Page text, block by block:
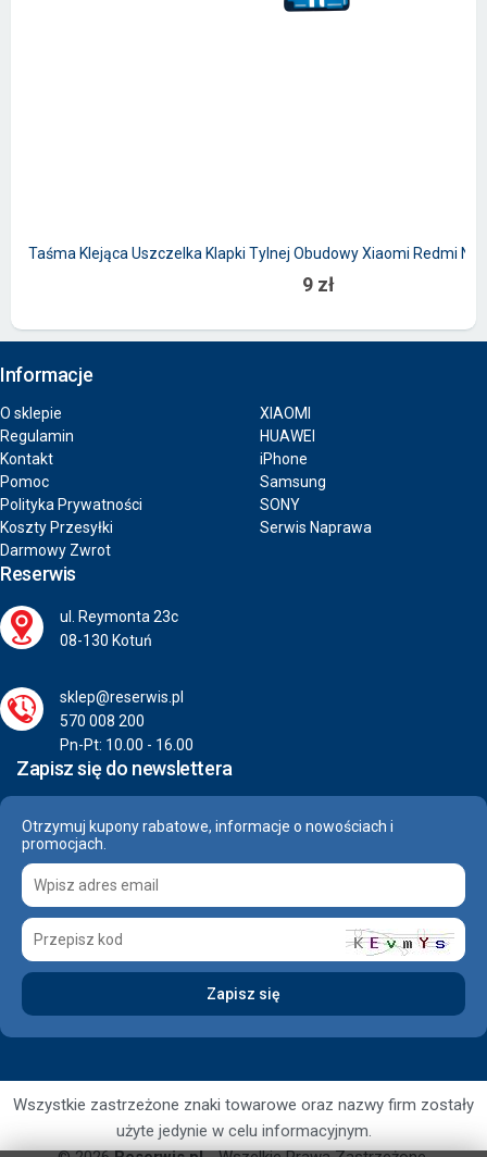
Taśma Klejąca Uszczelka Klapki Tylnej Obudowy Xiaomi Redmi
9 zł
Informacje
O sklepie
Regulamin
Kontakt
Pomoc
Polityka Prywatności
Koszty Przesyłki
Darmowy Zwrot
XIAOMI
HUAWEI
iPhone
Samsung
SONY
Serwis Naprawa
Reserwis
ul. Reymonta 23c
08-130 Kotuń
sklep@reserwis.pl
570 008 200
Pn-Pt: 10.00 - 16.00
Zapisz się do newslettera
Otrzymuj kupony rabatowe, informacje o nowościach i
promocjach.
Wszystkie zastrzeżone znaki towarowe oraz nazwy firm zostały
użyte jedynie w celu informacyjnym.